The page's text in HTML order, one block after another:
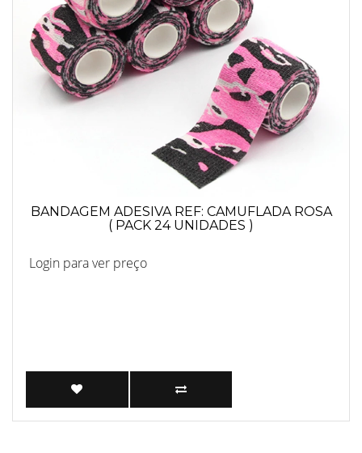
BANDAGEM ADESIVA REF: CAMUFLADA ROSA
( PACK 24 UNIDADES )
Login para ver preço